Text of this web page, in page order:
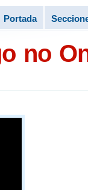
Portada
no